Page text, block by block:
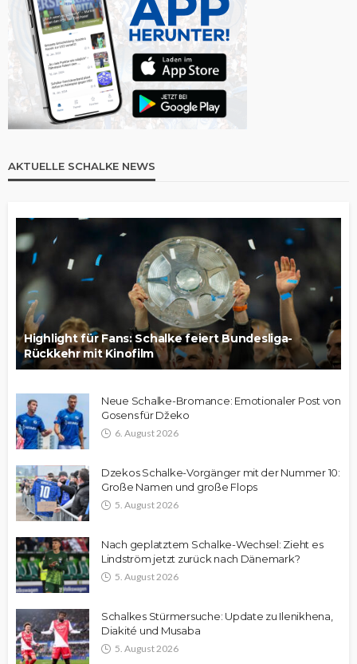
AKTUELLE SCHALKE NEWS
Highlight für Fans: Schalke feiert Bundesliga-
Rückkehr mit Kinofilm
Neue Schalke-Bromance: Emotionaler Post von
Gosens für Džeko
6. August 2026
Dzekos Schalke-Vorgänger mit der Nummer 10:
Große Namen und große Flops
5. August 2026
Nach geplatztem Schalke-Wechsel: Zieht es
Lindström jetzt zurück nach Dänemark?
5. August 2026
Schalkes Stürmersuche: Update zu Ilenikhena,
Diakité und Musaba
5. August 2026